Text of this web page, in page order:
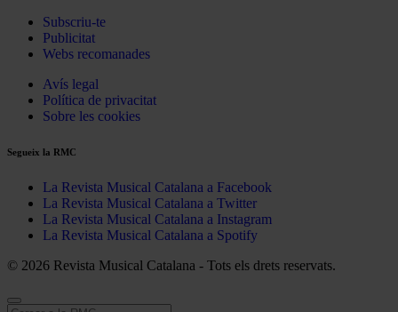
Subscriu-te
Publicitat
Webs recomanades
Avís legal
Política de privacitat
Sobre les cookies
Segueix la RMC
La Revista Musical Catalana a Facebook
La Revista Musical Catalana a Twitter
La Revista Musical Catalana a Instagram
La Revista Musical Catalana a Spotify
© 2026 Revista Musical Catalana - Tots els drets reservats.